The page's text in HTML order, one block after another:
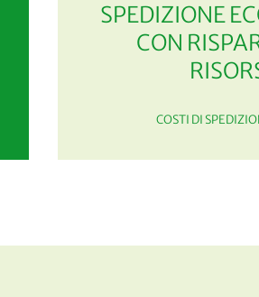
SPEDIZIONE
CON
COSTI DI